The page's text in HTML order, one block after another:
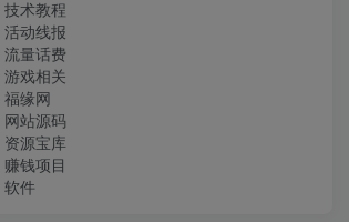
技术教程
活动线报
流量话费
游戏相关
福缘网
网站源码
资源宝库
赚钱项目
软件